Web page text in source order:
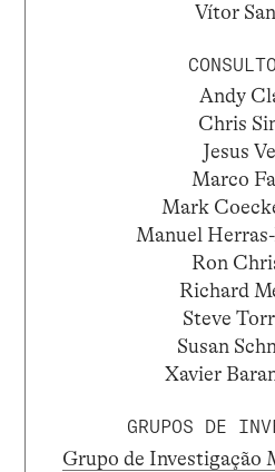
Vítor
Andy
Chris
Jesus
Marco
Mark
Manuel
Ron
Richard
Steve
Susan
Xavier
GRUPOS DE
Grupo de Investigação